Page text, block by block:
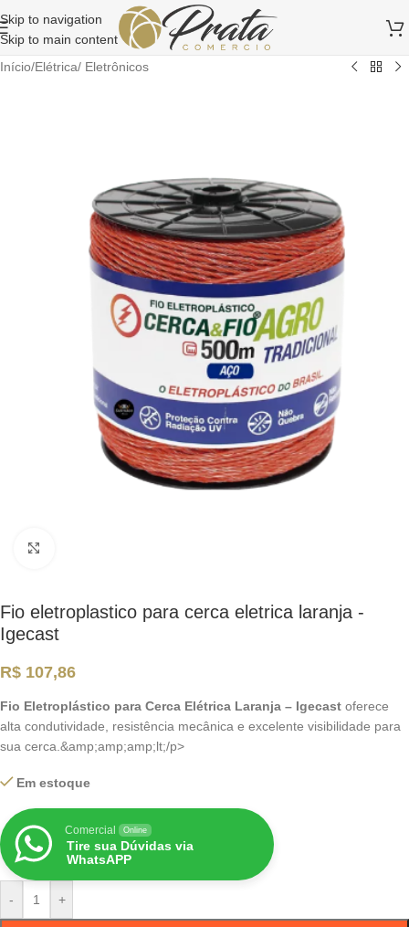
Skip to navigation
Skip to main content
Início/Elétrica/ Eletrônicos
Fio eletroplastico para cerca eletrica laranja -
Igecast
R$ 107,86
Fio Eletroplástico para Cerca Elétrica Laranja – Igecast oferece
alta condutividade, resistência mecânica e excelente visibilidade para
sua cerca.&amp;amp;amp;lt;/p>
Em estoque
Comercial Online
Tire sua Dúvidas via
WhatsAPP
- +